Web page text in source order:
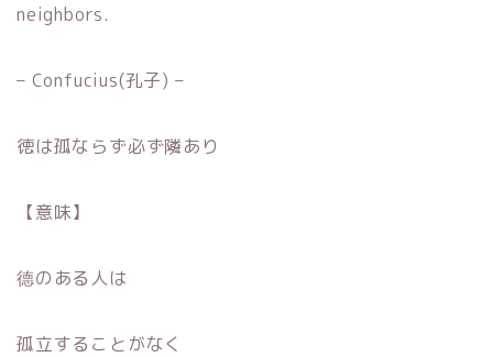
neighbors.
– Confucius(孔子) –
徳は孤ならず必ず隣あり
【意味】
德のある人は
孤立することがなく